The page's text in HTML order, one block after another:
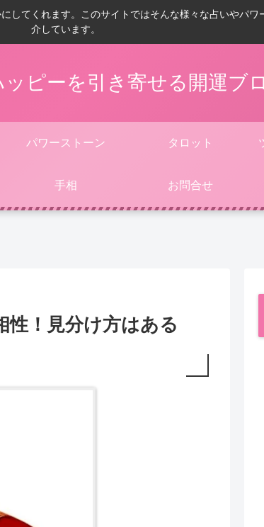
してくれます。このサイトではそんな様々な占いやパ
介しています。
ピーを引き寄せる開運ブ
パワーストーン タロット
手相 お問合せ
性！見分け方はある